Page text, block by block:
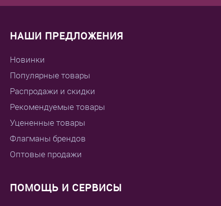
НАШИ ПРЕДЛОЖЕНИЯ
Новинки
Популярные товары
Распродажи и скидки
Рекомендуемые товары
Уцененные товары
Флагманы брендов
Оптовые продажи
ПОМОЩЬ И СЕРВИСЫ